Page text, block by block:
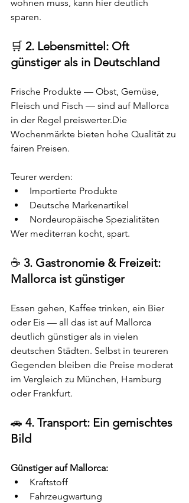
wohnen muss, kann hier deutlich
sparen.
🛒 2. Lebensmittel: Oft
günstiger als in Deutschland
Frische Produkte — Obst, Gemüse,
Fleisch und Fisch — sind auf Mallorca
in der Regel preiswerter.Die
Wochenmärkte bieten hohe Qualität zu
fairen Preisen.
Teurer werden:
Importierte Produkte
Deutsche Markenartikel
Nordeuropäische Spezialitäten
Wer mediterran kocht, spart.
☕ 3. Gastronomie & Freizeit:
Mallorca ist günstiger
Essen gehen, Kaffee trinken, ein Bier
oder Eis — all das ist auf Mallorca
deutlich günstiger als in vielen
deutschen Städten. Selbst in teureren
Gegenden bleiben die Preise moderat
im Vergleich zu München, Hamburg
oder Frankfurt.
🚗 4. Transport: Ein gemischtes
Bild
Günstiger auf Mallorca:
Kraftstoff
Fahrzeugwartung